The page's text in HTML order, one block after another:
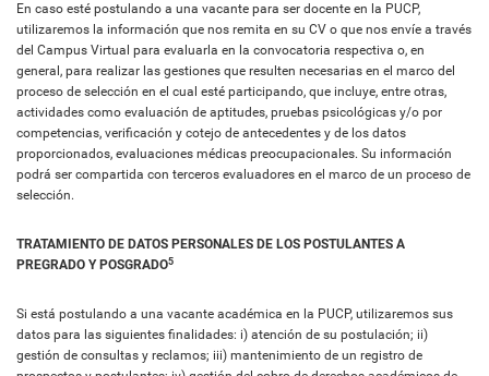
En caso esté postulando a una vacante para ser docente en la PUCP,
utilizaremos la información que nos remita en su CV o que nos envíe a través
del Campus Virtual para evaluarla en la convocatoria respectiva o, en
general, para realizar las gestiones que resulten necesarias en el marco del
proceso de selección en el cual esté participando, que incluye, entre otras,
actividades como evaluación de aptitudes, pruebas psicológicas y/o por
competencias, verificación y cotejo de antecedentes y de los datos
proporcionados, evaluaciones médicas preocupacionales. Su información
podrá ser compartida con terceros evaluadores en el marco de un proceso de
selección.
TRATAMIENTO DE DATOS PERSONALES DE LOS POSTULANTES A
PREGRADO Y POSGRADO5
Si está postulando a una vacante académica en la PUCP, utilizaremos sus
datos para las siguientes finalidades: i) atención de su postulación; ii)
gestión de consultas y reclamos; iii) mantenimiento de un registro de